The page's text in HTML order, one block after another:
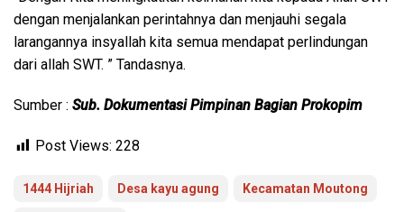
dengan menjalankan perintahnya dan menjauhi segala
larangannya insyallah kita semua mendapat perlindungan
dari allah SWT. ” Tandasnya.
Sumber : Sub. Dokumentasi Pimpinan Bagian Prokopim
Post Views: 228
1444 Hijriah Desa kayu agung Kecamatan Moutong